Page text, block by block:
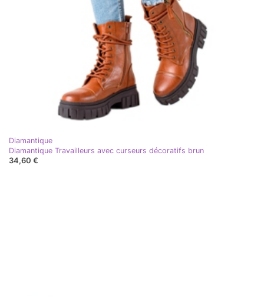
Diamantique
Diamantique Travailleurs avec curseurs décoratifs brun
34,60 €